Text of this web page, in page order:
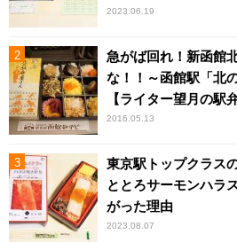
2023.06.19
急がば回れ！新函館
な！！～函館駅「北
【ライター望月の駅
2016.05.13
東京駅トップクラス
ととろサーモンハラ
がった理由
2023.08.07